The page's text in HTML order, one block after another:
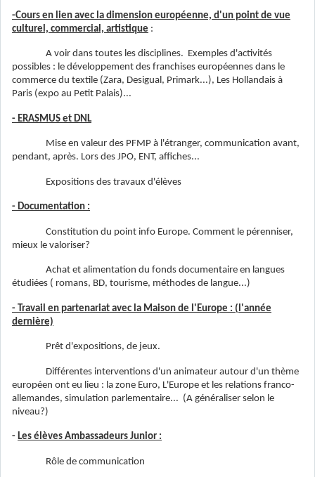
-Cours en lien avec la dimension européenne, d'un point de vue
culturel, commercial, artistique :
A voir dans toutes les disciplines. Exemples d'activités
possibles : le développement des franchises européennes dans le
commerce du textile (Zara, Desigual, Primark...), Les Hollandais à
Paris (expo au Petit Palais)...
- ERASMUS et DNL
Mise en valeur des PFMP à l'étranger, communication avant,
pendant, après. Lors des JPO, ENT, affiches...
Expositions des travaux d'élèves
- Documentation :
Constitution du point info Europe. Comment le pérenniser,
mieux le valoriser?
Achat et alimentation du fonds documentaire en langues
étudiées ( romans, BD, tourisme, méthodes de langue...)
- Travail en partenariat avec la Maison de l'Europe : (l'année
dernière)
Prêt d'expositions, de jeux.
Différentes interventions d'un animateur autour d'un thème
européen ont eu lieu : la zone Euro, L'Europe et les relations franco-
allemandes, simulation parlementaire... (A généraliser selon le
niveau?)
- Les élèves Ambassadeurs Junior :
Rôle de communication